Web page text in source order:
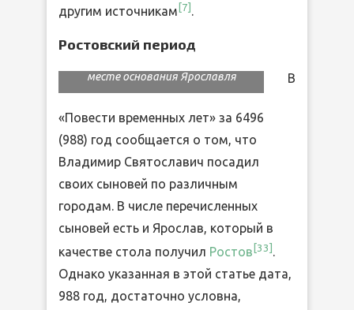
другим источникам [7] .
Ростовский период
месте основания Ярославля
В
«Повести временных лет» за 6496
(988) год сообщается о том, что
Владимир Святославич посадил
своих сыновей по различным
городам. В числе перечисленных
сыновей есть и Ярослав, который в
качестве стола получил Ростов 33 .
Однако указанная в этой статье дата,
988 год, достаточно условна,